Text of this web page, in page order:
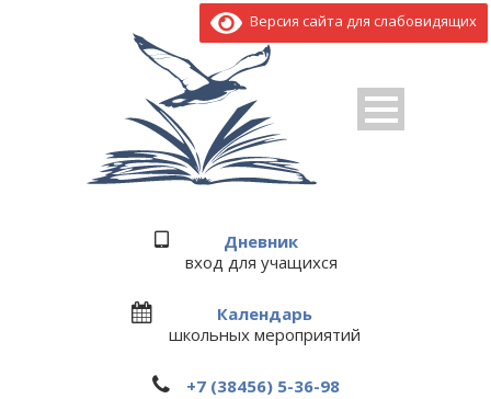
Дневник
вход для учащихся
Календарь
школьных мероприятий
+7 (38456) 5-36-98
Версия сайта для слабовидящих